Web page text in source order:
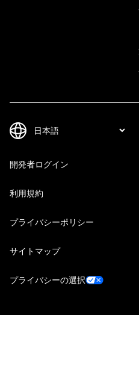
開発者ログイン
利用規約
プライバシーポリシー
サイトマップ
プライバシーの選択